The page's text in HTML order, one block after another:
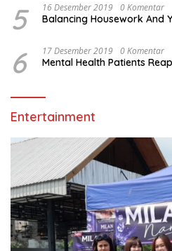
5 16 Desember 2019 0 Komentar
Balancing Housework And
6 17 Desember 2019 0 Komentar
Mental Health Patients
Entertainment